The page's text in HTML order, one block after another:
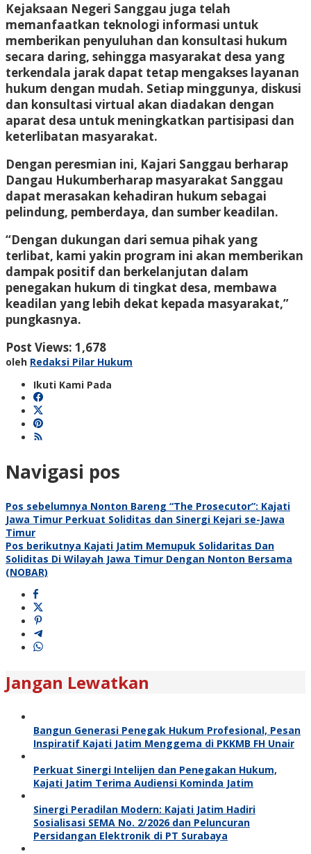
Kejaksaan Negeri Sanggau juga telah
memanfaatkan teknologi informasi untuk
memberikan penyuluhan dan konsultasi hukum
secara daring, sehingga masyarakat desa yang
terkendala jarak dapat tetap mengakses layanan
hukum dengan mudah. Setiap minggunya, diskusi
dan konsultasi virtual akan diadakan dengan
aparat desa untuk meningkatkan partisipasi dan
keterlibatan masyarakat.
Dengan peresmian ini, Kajari Sanggau berharap
Dangau Hukumberharap masyarakat Sanggau
dapat merasakan kehadiran hukum sebagai
pelindung, pemberdaya, dan sumber keadilan.
“Dengan dukungan dari semua pihak yang
terlibat, kami yakin program ini akan memberikan
dampak positif dan berkelanjutan dalam
penegakan hukum di tingkat desa, membawa
keadilan yang lebih dekat kepada masyarakat,”
pungkasnya.
Post Views: 1,678
oleh Redaksi Pilar Hukum
Ikuti Kami Pada
Navigasi pos
Pos sebelumnya Nonton Bareng “The Prosecutor”: Kajati
Jawa Timur Perkuat Soliditas dan Sinergi Kejari se-Jawa
Timur
Pos berikutnya Kajati Jatim Memupuk Solidaritas Dan
Soliditas Di Wilayah Jawa Timur Dengan Nonton Bersama
(NOBAR)
Jangan Lewatkan
Bangun Generasi Penegak Hukum Profesional, Pesan
Inspiratif Kajati Jatim Menggema di PKKMB FH Unair
Perkuat Sinergi Intelijen dan Penegakan Hukum,
Kajati Jatim Terima Audiensi Kominda Jatim
Sinergi Peradilan Modern: Kajati Jatim Hadiri
Sosialisasi SEMA No. 2/2026 dan Peluncuran
Persidangan Elektronik di PT Surabaya